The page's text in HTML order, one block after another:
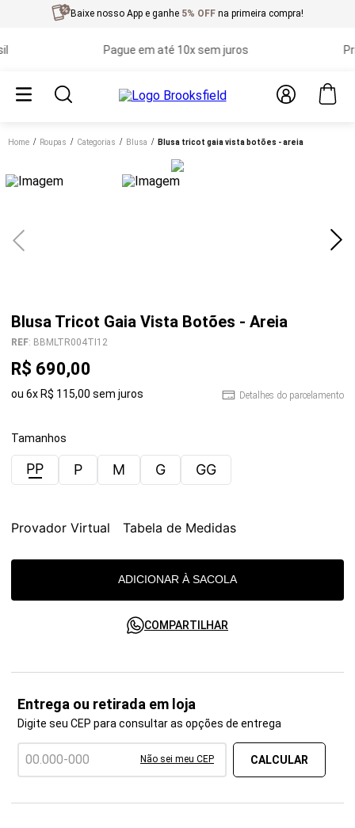
Baixe nosso App e ganhe 5% OFF na primeira compra!
Pague em até 10x sem juros
Home roupas categorias blusa blusa tricot gaia vista botões - areia
Blusa Tricot Gaia Vista Botões - Areia
REF: BBMLTR004TI12
R$ 690,00
ou 6x R$ 115,00 sem juros Detalhes do parcelamento
Tamanhos
PP P M G GG
Provador Virtual Tabela de Medidas
ADICIONAR À SACOLA
COMPARTILHAR
Entrega ou retirada em loja
Digite seu CEP para consultar as opções de entrega
Não sei meu CEP